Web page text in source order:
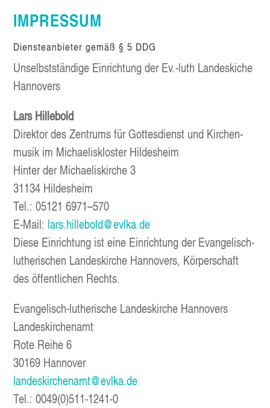
IMPRES­SUM
Diens­te­an­bie­ter gemäß § 5 DDG
Unselbst­stän­di­ge Ein­rich­tung der Ev.-luth Lan­des­ki­che
Hannovers
LarsHil­le­bold
Direk­tor des Zen­trums für Got­tes­dienst und Kir­chen­
mu­sik im Michae­lis­klos­ter Hildesheim
Hin­ter der Michae­lis­kir­che 3
31134 Hil­des­heim
Tel.:05121 6971–570
E‑Mail: lars.hillebold@evlka.de
Die­se Ein­rich­tung ist eine Ein­rich­tung der Evan­ge­lisch-
luthe­ri­schen Lan­des­kir­che Han­no­vers, Kör­per­schaft
des öffent­li­chen Rechts.
Evan­ge­lisch-luthe­ri­sche Lan­des­kir­che Han­no­vers
Lan­des­kir­chen­amt
Rote Rei­he 6
30169 Han­no­ver
landeskirchenamt@evlka.de
Tel.: 0049(0)511‑1241‑0